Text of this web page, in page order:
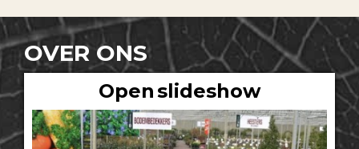
OVER ONS
Open slideshow